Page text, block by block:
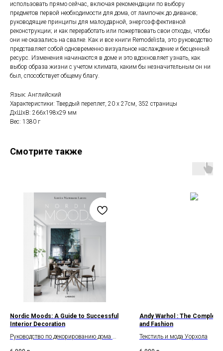
использовать прямо сейчас, включая рекомендации по выбору
предметов первой необходимости для дома, от лампочек до диванов;
руководящие принципы для малоударной, энергоэффективной
реконструкции; и как переработать или пожертвовать свои отходы, чтобы
они не оказались на свалке. Как и все книги Remodelista, это руководство
представляет собой одновременно визуальное наслаждение и бесценный
ресурс. Изменения начинаются в доме и это вдохновляет узнать, как
выбор образа жизни с учетом климата, каким бы незначительным он ни
был, способствует общему благу.
Язык: Английский
Характеристики: Твердый переплет, 20 х 27см, 352 страницы
ДxШxВ: 266x198x29 мм
Вес: 1380 г
Смотрите также
Nordic Moods: A Guide to Successful
Interior Decoration
Руководство по декорированию дома в
Andy Warhol : The
and Fashion
Текстиль и мода Уорхола